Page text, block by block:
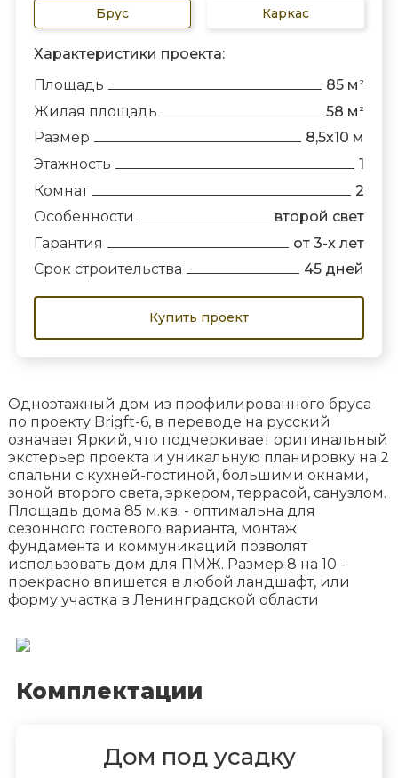
Брус Каркас
Характеристики проекта:
Площадь
85 м 2
Жилая площадь 58 м 2
Размер
8,5х10 м
Этажность
1
Комнат
2
Особенности
второй свет
Гарантия
от 3-х лет
Срок строительства
45 дней
Купить проект
Одноэтажный дом из профилированного бруса
по проекту Brigft-6, в переводе на русский
означает Яркий, что подчеркивает оригинальный
экстерьер проекта и уникальную планировку на 2
спальни с кухней-гостиной, большими окнами,
зоной второго света, эркером, террасой, санузлом.
Площадь дома 85 м.кв. - оптимальна для
сезонного гостевого варианта, монтаж
фундамента и коммуникаций позволят
использовать дом для ПМЖ. Размер 8 на 10 -
прекрасно впишется в любой ландшафт, или
форму участка в Ленинградской области
Комплектации
Дом под усадку